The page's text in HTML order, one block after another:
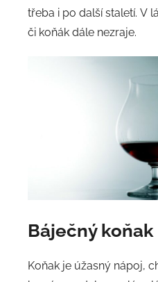
třeba i po další staletí. V
či koňák dále nezraje.
Báječný koňak
Koňak je úžasný nápoj,